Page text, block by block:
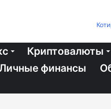
Криптовалюты
финансы